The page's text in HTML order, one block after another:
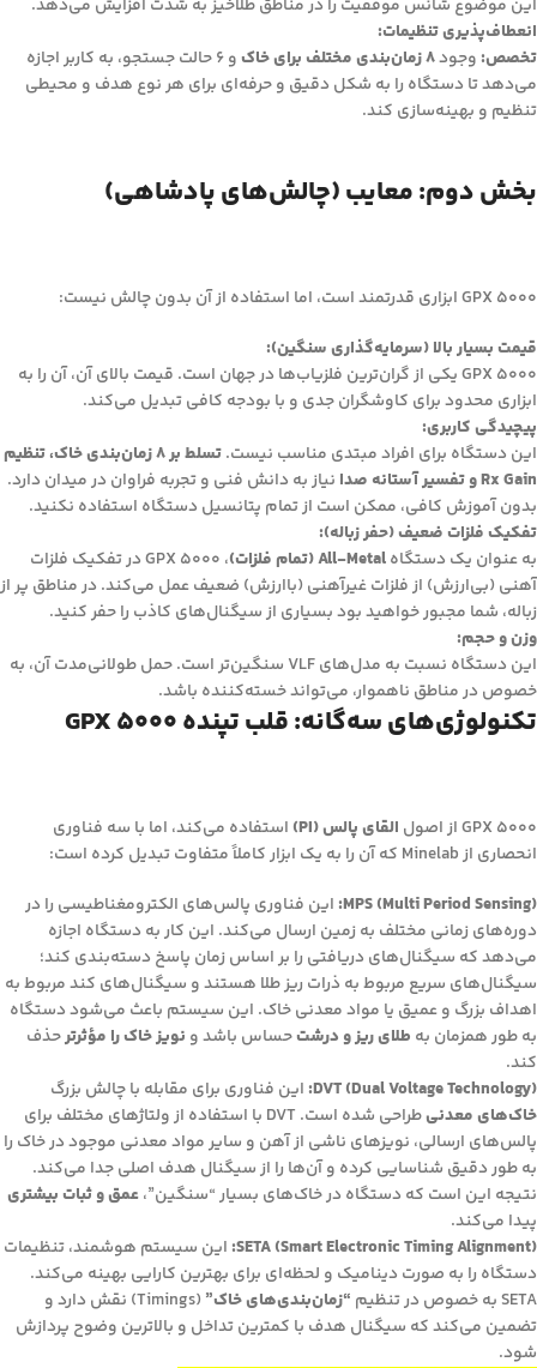
این موضوع شانس موفقیت را در مناطق طلاخیز به شدت افزایش می‌دهد.
انعطاف‌پذیری تنظیمات:
تخصص: وجود8 زمان‌بندی مختلف برای خاک
و 6 حالت جستجو، به کاربر اجازه
می‌دهد تا دستگاه را به شکل دقیق و حرفه‌ای برای هر نوع هدف و محیطی
تنظیم و بهینه‌سازی کند.
بخش دوم: معایب (چالش‌های پادشاهی)
GPX 5000 ابزاری قدرتمند است، اما استفاده از آن بدون چالش نیست:
قیمت بسیار بالا (سرمایه‌گذاری سنگین):
GPX 5000 یکی از گران‌ترین فلزیاب‌ها در جهان است. قیمت بالای آن، آن را به
ابزاری محدود برای کاوشگران جدی و با بودجه کافی تبدیل می‌کند.
پیچیدگی کاربری:
این دستگاه برای افراد مبتدی مناسب نیست.
تسلط بر 8 زمان‌بندی خاک، تنظیم
Rx Gain و تفسیر آستانه صدا
نیاز به دانش فنی و تجربه فراوان در میدان دارد.
بدون آموزش کافی، ممکن است از تمام پتانسیل دستگاه استفاده نکنید.
تفکیک فلزات ضعیف (حفر زباله):
به عنوان یک دستگاهAll-Metal (تمام فلزات)
، GPX 5000 در تفکیک فلزات
آهنی (بی‌ارزش) از فلزات غیرآهنی (باارزش) ضعیف عمل می‌کند. در مناطق پر از
زباله، شما مجبور خواهید بود بسیاری از سیگنال‌های کاذب را حفر کنید.
وزن و حجم:
این دستگاه نسبت به مدل‌های VLF سنگین‌تر است. حمل طولانی‌مدت آن، به
خصوص در مناطق ناهموار، می‌تواند خسته‌کننده باشد.
تکنولوژی‌های سه‌گانه: قلب تپنده GPX 5000
GPX 5000 از اصول القای پالس (PI)
استفاده می‌کند، اما با سه فناوری
انحصاری از Minelab که آن را به یک ابزار کاملاً متفاوت تبدیل کرده است:
MPS (Multi Period Sensing): این فناوری پالس‌های الکترومغناطیسی را در
دوره‌های زمانی مختلف به زمین ارسال می‌کند. این کار به دستگاه اجازه
می‌دهد که سیگنال‌های دریافتی را بر اساس زمان پاسخ دسته‌بندی کند؛
سیگنال‌های سریع مربوط به ذرات ریز طلا هستند و سیگنال‌های کند مربوط به
اهداف بزرگ و عمیق یا مواد معدنی خاک. این سیستم باعث می‌شود دستگاه
به طور همزمان به طلای ریز و درشتحساس باشد و نویز خاک را مؤثرترحذف
کند.
DVT (Dual Voltage Technology): این فناوری برای مقابله با چالش بزرگ
خاک‌های معدنی
طراحی شده است. DVT با استفاده از ولتاژهای مختلف برای
پالس‌های ارسالی، نویزهای ناشی از آهن و سایر مواد معدنی موجود در خاک را
به طور دقیق شناسایی کرده و آن‌ها را از سیگنال هدف اصلی جدا می‌کند.
نتیجه این است که دستگاه در خاک‌های بسیار “سنگین”،عمق و ثبات بیشتری
پیدا می‌کند.
SETA (Smart Electronic Timing Alignment): این سیستم هوشمند، تنظیمات
دستگاه را به صورت دینامیک و لحظه‌ای برای بهترین کارایی بهینه می‌کند.
SETA به خصوص در تنظیم
“زمان‌بندی‌های خاک”
(Timings) نقش دارد و
تضمین می‌کند که سیگنال هدف با کمترین تداخل و بالاترین وضوح پردازش
شود.